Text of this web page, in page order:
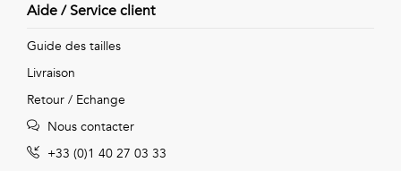
Voyages
Vintage
Aide / Service client
Guide des tailles
Livraison
Retour / Echange
Nous contacter
+33 (0)1 40 27 03 33